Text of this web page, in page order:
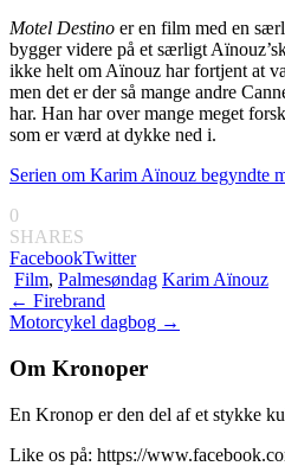
Motel Destino er en film med en
bygger videre på et særligt
ikke helt om Aïnouz har fortjent at
men det er der så mange andre
har. Han har over mange meget
som er værd at dykke ned i.
Serien om Karim Aïnouz begyndte
0
SHARES
FacebookTwitter
Film, Palmesøndag Karim Aïnouz
Indlægsnavigation
← Firebrand
Motorcykel dagbog →
Om Kronoper
En Kronop er den del af et stykke
Like os på: https://